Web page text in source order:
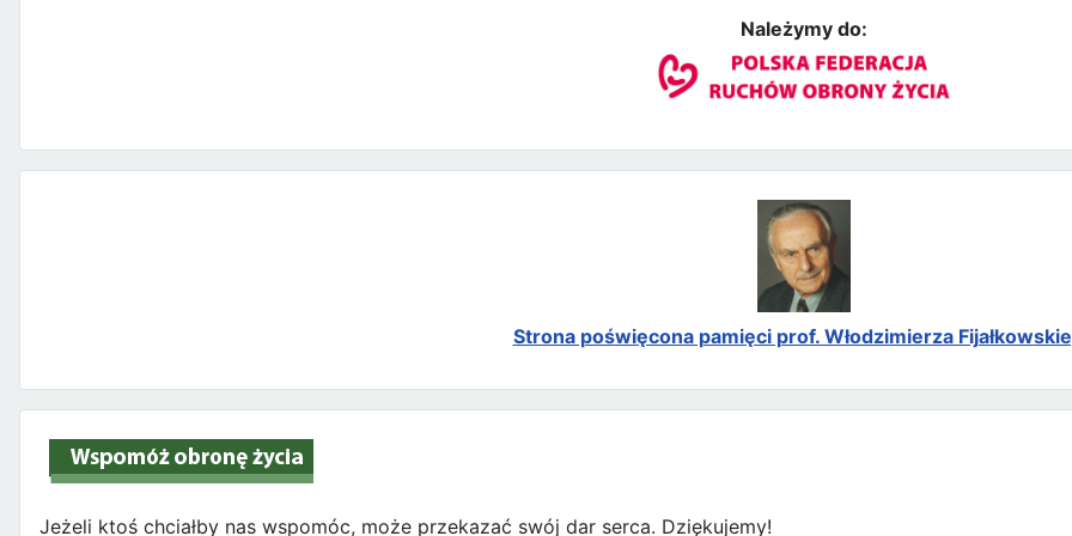
Należymy do:
Strona poświęcona pamięci prof. Włodzimierza
Jeżeli ktoś chciałby nas wspomóc, może przekazać swój dar serca. Dziękujemy!